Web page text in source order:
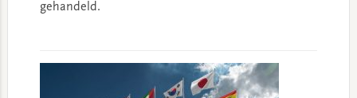
gehandeld.